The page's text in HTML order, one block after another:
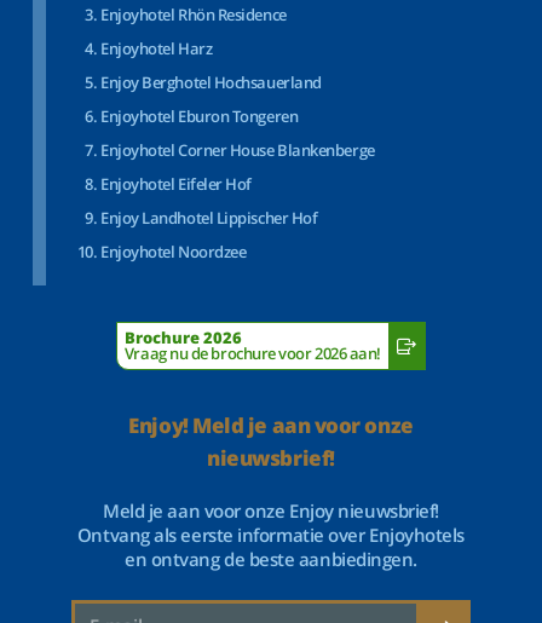
Enjoyhotel Rhön Residence
Enjoyhotel Harz
Enjoy Berghotel Hochsauerland
Enjoyhotel Eburon Tongeren
Enjoyhotel Corner House Blankenberge
Enjoyhotel Eifeler Hof
Enjoy Landhotel Lippischer Hof
Enjoyhotel Noordzee
Brochure 2026
Vraag nu de brochure voor 2026 aan!
Enjoy! Meld je aan voor onze
nieuwsbrief!
Meld je aan voor onze Enjoy nieuwsbrief!
Ontvang als eerste informatie over Enjoyhotels
en ontvang de beste aanbiedingen.